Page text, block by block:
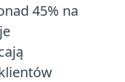
45% na